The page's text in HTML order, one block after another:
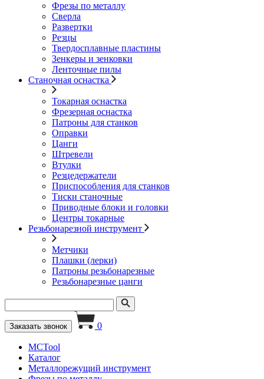
Фрезы по металлу
Сверла
Развертки
Резцы
Твердосплавные пластины
Зенкеры и зенковки
Ленточные пилы
Станочная оснастка
Токарная оснастка
Фрезерная оснастка
Патроны для станков
Оправки
Цанги
Штревели
Втулки
Резцедержатели
Приспособления для станков
Тиски станочные
Приводные блоки и головки
Центры токарные
Резьбонарезной инструмент
Метчики
Плашки (лерки)
Патроны резьбонарезные
Резьбонарезные цанги
Заказать звонок 0
MCTool
Каталог
Металлорежущий инструмент